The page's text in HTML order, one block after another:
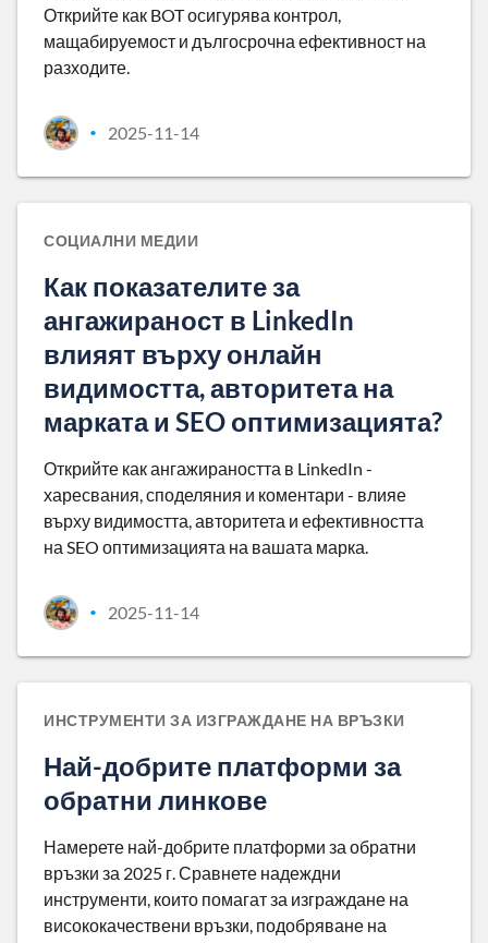
Открийте как BOT осигурява контрол,
мащабируемост и дългосрочна ефективност на
разходите.
• 2025-11-14
СОЦИАЛНИ МЕДИИ
Как показателите за
ангажираност в LinkedIn
влияят върху онлайн
видимостта, авторитета на
марката и SEO оптимизацията?
Открийте как ангажираността в LinkedIn -
харесвания, споделяния и коментари - влияе
върху видимостта, авторитета и ефективността
на SEO оптимизацията на вашата марка.
• 2025-11-14
ИНСТРУМЕНТИ ЗА ИЗГРАЖДАНЕ НА ВРЪЗКИ
Най-добрите платформи за
обратни линкове
Намерете най-добрите платформи за обратни
връзки за 2025 г. Сравнете надеждни
инструменти, които помагат за изграждане на
висококачествени връзки, подобряване на